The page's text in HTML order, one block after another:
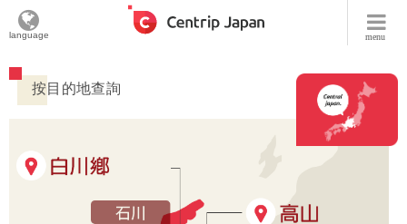
menu
language
按目的地查詢